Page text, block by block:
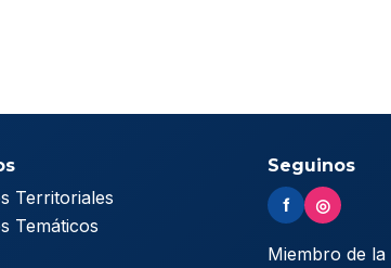
Territoriales
Temáticos
Seguinos
f ◎
Miembro de la